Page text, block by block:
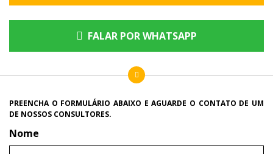
FALAR POR WHATSAPP
PREENCHA O FORMULÁRIO ABAIXO E AGUARDE O CONTATO DE UM
DE NOSSOS CONSULTORES.
Nome